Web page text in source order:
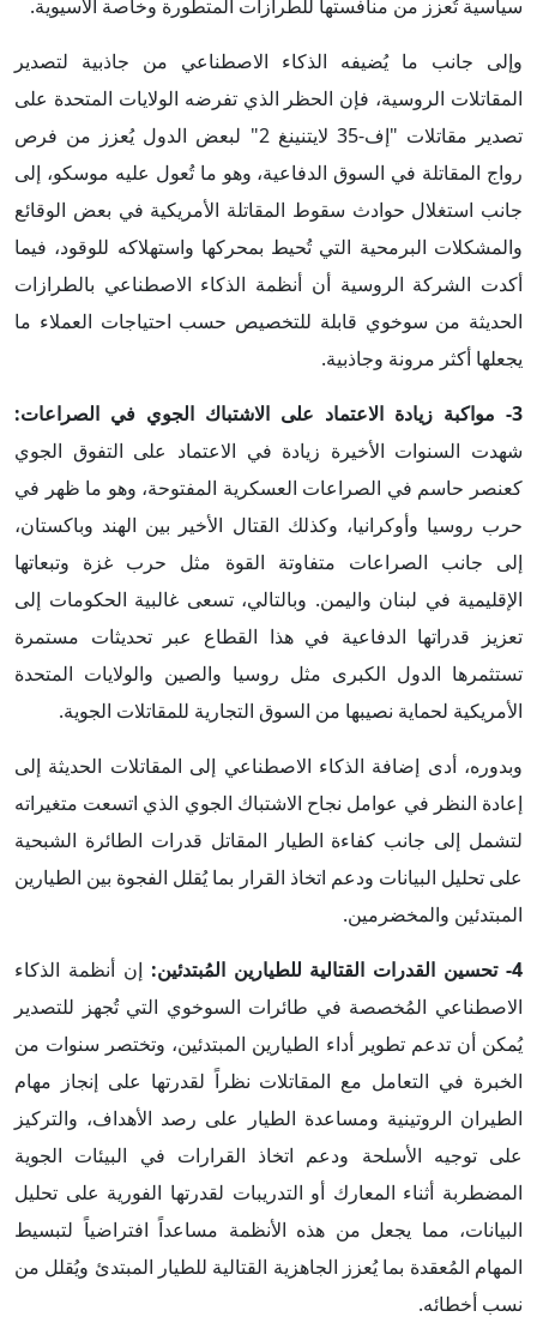
سياسية تُعزز من منافستها للطرازات المتطورة وخاصة الآسيوية.
وإلى جانب ما يُضيفه الذكاء الاصطناعي من جاذبية لتصدير
المقاتلات الروسية، فإن الحظر الذي تفرضه الولايات المتحدة على
تصدير مقاتلات "إف-35 لايتنينغ 2" لبعض الدول يُعزز من فرص
رواج المقاتلة في السوق الدفاعية، وهو ما تُعول عليه موسكو، إلى
جانب استغلال حوادث سقوط المقاتلة الأمريكية في بعض الوقائع
والمشكلات البرمحية التي تُحيط بمحركها واستهلاكه للوقود، فيما
أكدت الشركة الروسية أن أنظمة الذكاء الاصطناعي بالطرازات
الحديثة من سوخوي قابلة للتخصيص حسب احتياجات العملاء ما
يجعلها أكثر مرونة وجاذبية.
3- مواكبة زيادة الاعتماد على الاشتباك الجوي في الصراعات:
شهدت السنوات الأخيرة زيادة في الاعتماد على التفوق الجوي
كعنصر حاسم في الصراعات العسكرية المفتوحة، وهو ما ظهر في
حرب روسيا وأوكرانيا، وكذلك القتال الأخير بين الهند وباكستان،
إلى جانب الصراعات متفاوتة القوة مثل حرب غزة وتبعاتها
الإقليمية في لبنان واليمن. وبالتالي، تسعى غالبية الحكومات إلى
تعزيز قدراتها الدفاعية في هذا القطاع عبر تحديثات مستمرة
تستثمرها الدول الكبرى مثل روسيا والصين والولايات المتحدة
الأمريكية لحماية نصيبها من السوق التجارية للمقاتلات الجوية.
وبدوره، أدى إضافة الذكاء الاصطناعي إلى المقاتلات الحديثة إلى
إعادة النظر في عوامل نجاح الاشتباك الجوي الذي اتسعت متغيراته
لتشمل إلى جانب كفاءة الطيار المقاتل قدرات الطائرة الشبحية
على تحليل البيانات ودعم اتخاذ القرار بما يُقلل الفجوة بين الطيارين
المبتدئين والمخضرمين.
4- تحسين القدرات القتالية للطيارين المُبتدئين:
إن أنظمة الذكاء
الاصطناعي المُخصصة في طائرات السوخوي التي تُجهز للتصدير
يُمكن أن تدعم تطوير أداء الطيارين المبتدئين، وتختصر سنوات من
الخبرة في التعامل مع المقاتلات نظراً لقدرتها على إنجاز مهام
الطيران الروتينية ومساعدة الطيار على رصد الأهداف، والتركيز
على توجيه الأسلحة ودعم اتخاذ القرارات في البيئات الجوية
المضطربة أثناء المعارك أو التدريبات لقدرتها الفورية على تحليل
البيانات، مما يجعل من هذه الأنظمة مساعداً افتراضياً لتبسيط
المهام المُعقدة بما يُعزز الجاهزية القتالية للطيار المبتدئ ويُقلل من
نسب أخطائه.